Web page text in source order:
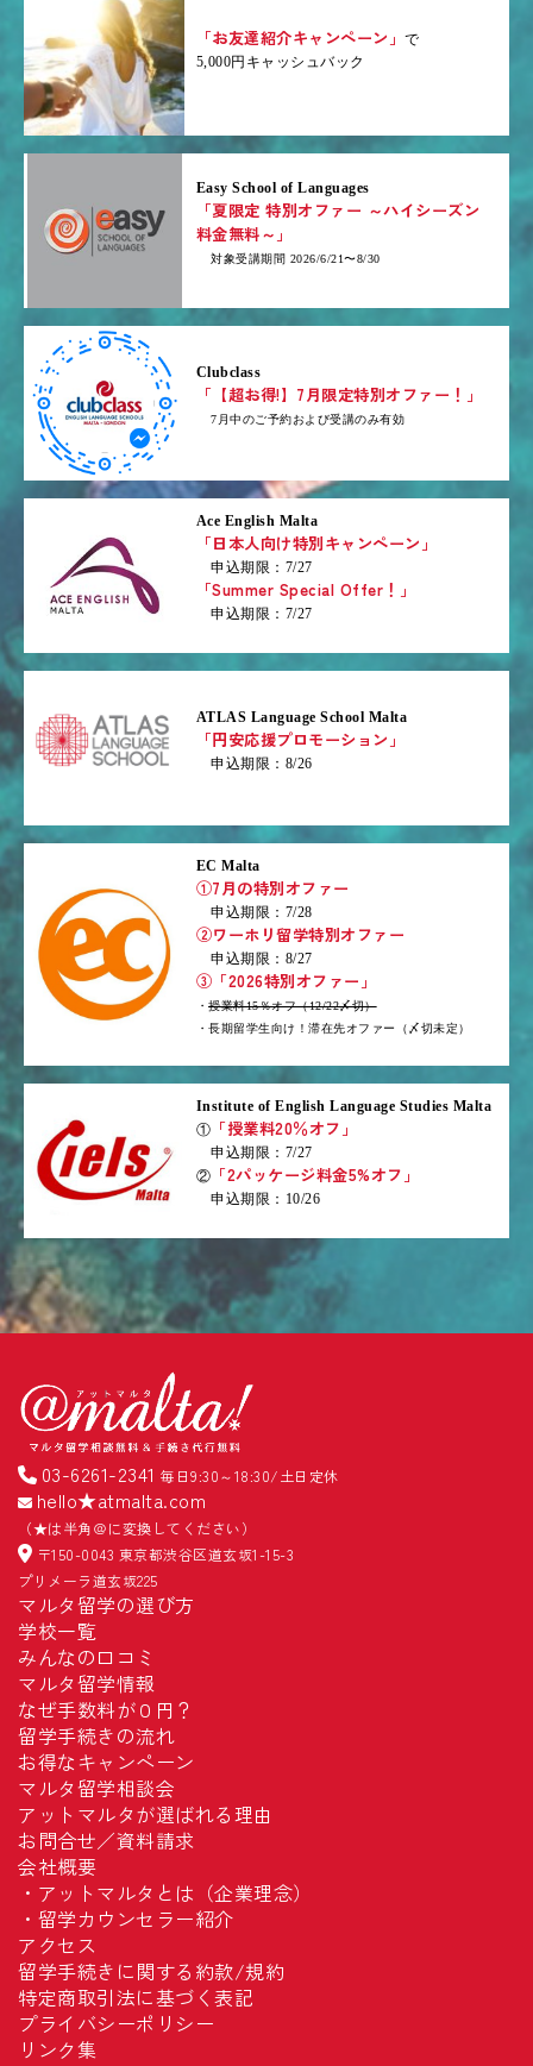
「お友達紹介キャンペーン」で
5,000円キャッシュバック
Easy School of Languages
「夏限定 特別オファー ～ハイシーズン
料金無料～」
対象受講期間 2026/6/21〜8/30
Clubclass
「【超お得!】7月限定特別オファー！」
7月中のご予約および受講のみ有効
Ace English Malta
「日本人向け特別キャンペーン」
申込期限：7/27
「Summer Special Offer！」
申込期限：7/27
ATLAS Language School Malta
「円安応援プロモーション」
申込期限：8/26
EC Malta
①7月の特別オファー
申込期限：7/28
②ワーホリ留学特別オファー
申込期限：8/27
③「2026特別オファー」
・授業料15％オフ（12/22〆切）
・長期留学生向け！滞在先オファー（〆切未定）
Institute of English Language Studies Malta
① 「授業料20％オフ」
申込期限：7/27
② 「2パッケージ料金5%オフ」
申込期限：10/26
03-6261-2341 毎日9:30～18:30/土日定休
hello★atmalta.com
（★は半角＠に変換してください）
〒150-0043 東京都渋谷区道玄坂1-15-3
プリメーラ道玄坂225
マルタ留学の選び方
学校一覧
みんなの口コミ
マルタ留学情報
なぜ手数料が０円？
留学手続きの流れ
お得なキャンペーン
マルタ留学相談会
アットマルタが選ばれる理由
お問合せ／資料請求
会社概要
・ アットマルタとは（企業理念）
・ 留学カウンセラー紹介
アクセス
留学手続きに関する約款/規約
特定商取引法に基づく表記
プライバシーポリシー
リンク集